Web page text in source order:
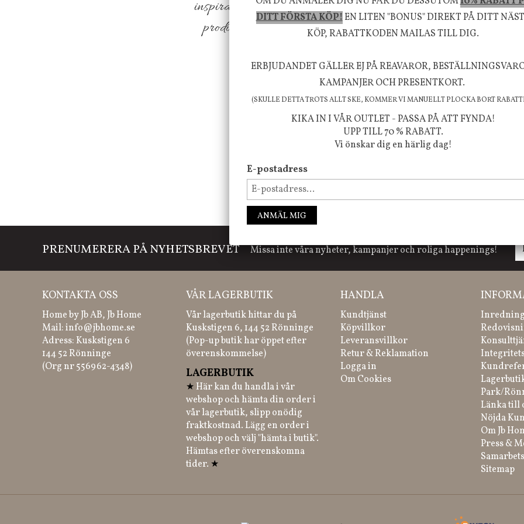
inspiration från naturen och dess färgpalett erbjuder vi
produkter som ökar trivsel i ditt hem och ger det lilla extra
FÖLJ OSS PÅ INSTAGRAM @JBHOME
PRENUMERERA PÅ NYHETSBREVET Missa inte våra nyheter, kampanjer och roliga happenings!
KONTAKTA OSS
Home by Jb AB, Jb Home
Mail:info@jbhome.se
Adress: Kuskstigen 6
144 52 Rönninge
(Org nr 556962-4348)
VÅR LAGERBUTIK
Vår lagerbutik hittar du på
Kuskstigen 6, 144 52 Rönninge
(Pop-up butik har öppet efter
överenskommelse)
LAGERBUTIK
★ Här kan du handla i vår
webshop och hämta din order i
vår lagerbutik, slipp onödig
fraktkostnad. Lägg en order i
webshop och välj "hämta i butik".
Hämtas efter överenskomna
tider. ★
HANDLA
Kundtjänst
Köpvillkor
Leveransvillkor
Retur & Reklamation
Logga in
Om Cookies
Park/
Länka till
Nöjda
Om Jb
Press &
Sitemap
DITT FÖRSTA KÖP!EN LITEN "BONUS" DIREKT PÅ DITT
KÖP, RABATTKODEN MAILAS TILL DIG.
ERBJUDANDET GÄLLER EJ PÅ REAVAROR,
KAMPANJER OCH PRESENTKORT.
(SKULLE DETTA TROTS ALLT SKE, KOMMER VI MANUELLT PLOCKA BORT
KIKA IN I VÅR OUTLET - PASSA PÅ ATT FYNDA!
UPP TILL 70 % RABATT.
Vi önskar dig en härlig dag!
E-postadress
ANMÄL MIG